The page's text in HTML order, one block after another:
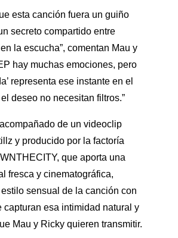
esta canción fuera un guiño
secreto compartido entre
la escucha”, comentan Mau y
hay muchas emociones, pero
representa ese instante en el
deseo no necesitan filtros.”
de un videoclip
y producido por la factoría
que aporta una
fresca y cinematográfica,
sensual de la canción con
capturan esa intimidad natural y
Mau y Ricky quieren transmitir.